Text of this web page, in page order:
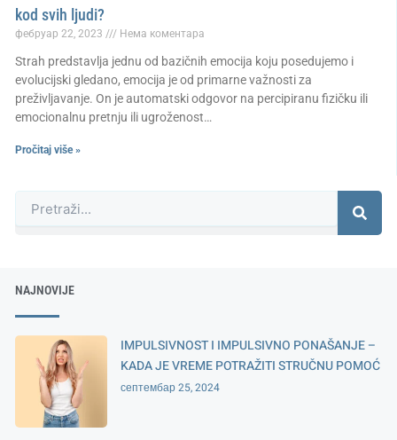
kod svih ljudi?
фебруар 22, 2023 Нема коментара
Strah predstavlja jednu od bazičnih emocija koju posedujemo i
evolucijski gledano, emocija je od primarne važnosti za
preživljavanje. On je automatski odgovor na percipiranu fizičku ili
emocionalnu pretnju ili ugroženost…
Pročitaj više »
NAJNOVIJE
IMPULSIVNOST I IMPULSIVNO PONAŠANJE –
KADA JE VREME POTRAŽITI STRUČNU POMOĆ
септембар 25, 2024